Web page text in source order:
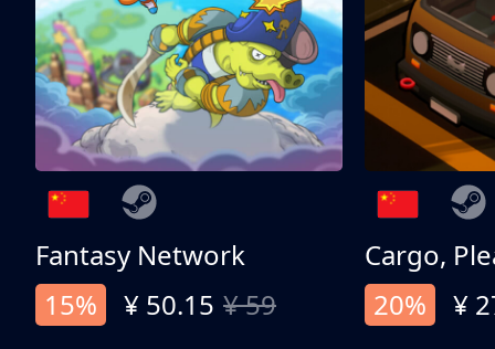
Fantasy Network
15%
¥ 50.15 ¥ 59
Cargo,
20%
¥